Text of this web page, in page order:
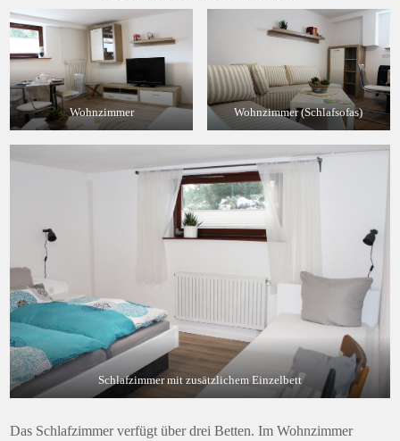
Wohnzimmer Wohnzimmer (Schlafsofas)
Schlafzimmer mit zusätzlichem Einzelbett
Das Schlafzimmer verfügt über drei Betten. Im Wohnzimmer